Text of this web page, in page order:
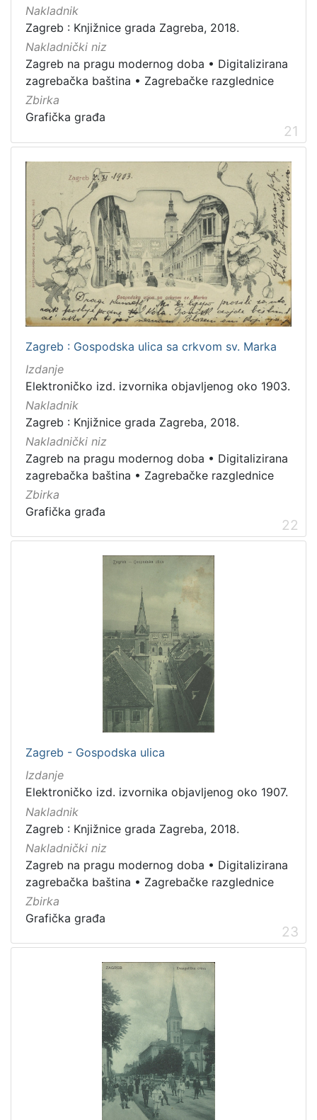
Nakladnik
Zagreb : Knjižnice grada Zagreba, 2018.
Nakladnički niz
Zagreb na pragu modernog doba • Digitalizirana
zagrebačka baština • Zagrebačke razglednice
Zbirka
Grafička građa
21
Zagreb : Gospodska ulica sa crkvom sv. Marka
Izdanje
Elektroničko izd. izvornika objavljenog oko 1903.
Nakladnik
Zagreb : Knjižnice grada Zagreba, 2018.
Nakladnički niz
Zagreb na pragu modernog doba • Digitalizirana
zagrebačka baština • Zagrebačke razglednice
Zbirka
Grafička građa
22
Zagreb - Gospodska ulica
Izdanje
Elektroničko izd. izvornika objavljenog oko 1907.
Nakladnik
Zagreb : Knjižnice grada Zagreba, 2018.
Nakladnički niz
Zagreb na pragu modernog doba • Digitalizirana
zagrebačka baština • Zagrebačke razglednice
Zbirka
Grafička građa
23